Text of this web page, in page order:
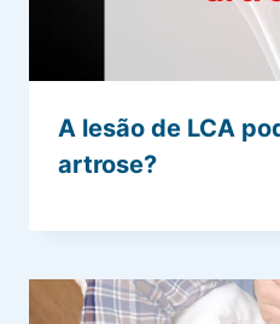
A lesão de LCA
artrose?